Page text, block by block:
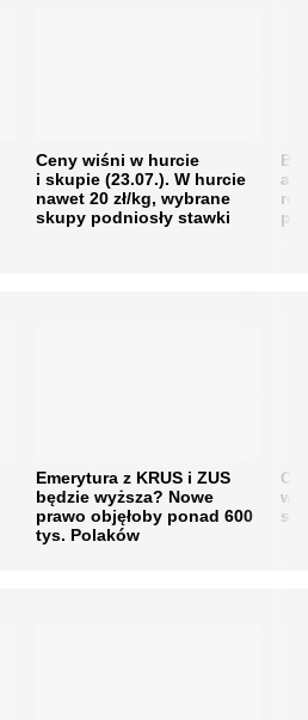
Ceny wiśni w hurcie
i skupie (23.07.). W hurcie
nawet 20 zł/kg, wybrane
skupy podniosły stawki
Emerytura z KRUS i ZUS
będzie wyższa? Nowe
prawo objęłoby ponad 600
tys. Polaków
w